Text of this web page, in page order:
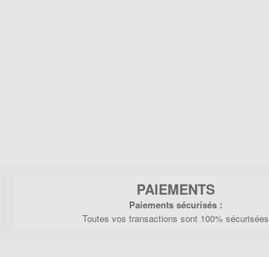
PAIEMENTS
Paiements sécurisés :
Toutes vos transactions sont 100% sécurisées